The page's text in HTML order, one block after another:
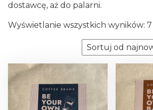
dostawcę, aż do palarni.
Wyświetlanie wszystkich wyników: 7